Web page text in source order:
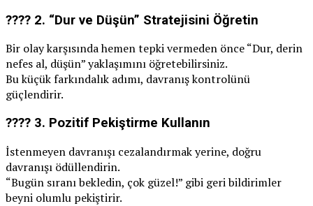
???? 2. “Dur ve Düşün” Stratejisini Öğretin
Bir olay karşısında hemen tepki vermeden önce “Dur, derin
nefes al, düşün” yaklaşımını öğretebilirsiniz.
Bu küçük farkındalık adımı, davranış kontrolünü
güçlendirir.
???? 3. Pozitif Pekiştirme Kullanın
İstenmeyen davranışı cezalandırmak yerine, doğru
davranışı ödüllendirin.
“Bugün sıranı bekledin, çok güzel!” gibi geri bildirimler
beyni olumlu pekiştirir.